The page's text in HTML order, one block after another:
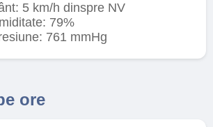
5 km/h dinspre NV
79%
761 mmHg
ore